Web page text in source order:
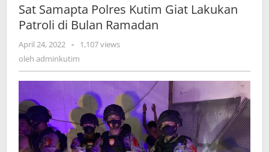
Sat Samapta Polres Kutim Giat Lakukan
Patroli di Bulan Ramadan
April 24, 2022 oleh
adminkutim
-
1,107 views
oleh adminkutim